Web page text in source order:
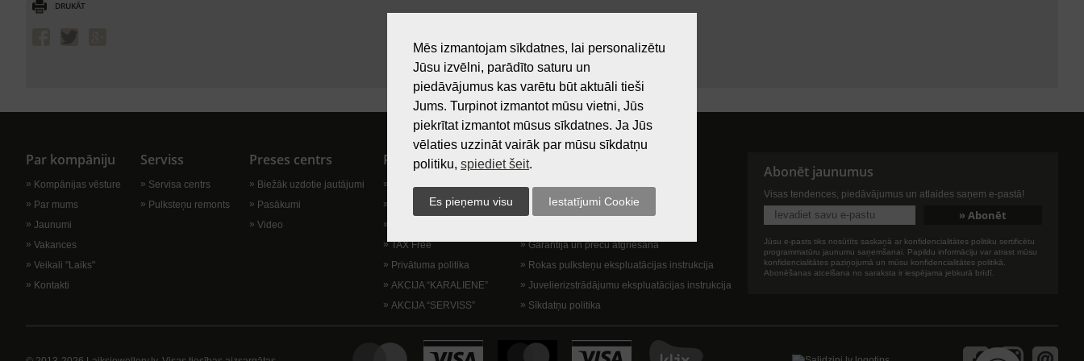
DRUKĀT
Par kompāniju
Kompānijas vēsture
Par mums
Jaunumi
Vakances
Veikali "Laiks"
Kontakti
Serviss
Servisa centrs
Pulksteņu remonts
Preses centrs
Biežāk uzdotie jautājumi
Pasākumi
Video
Pircējam
Preču izsniegšanas vieta
Dāvanu kartes
TAX Free
Privātuma politika
AKCIJA “KARALIENE”
AKCIJA “SERVISS”
Lietošanas noteikumi
Kā nopirkt?
Lietošanas noteikumi
Garantija un preču atgriešana
Rokas pulksteņu ekspluatācijas instrukcija
Juvelierizstrādājumu ekspluatācijas instrukcija
Sīkdatņu politika
Abonēt jaunumus
Visas tendences, piedāvājumus un atlaides saņem e-pastā!
Jūsu e-pasts tiks nosūtīts saskaņā ar konfidencialitātes politiku sertificētu
programmatūru jaunumu saņemšanai. Papildu informāciju var atrast mūsu
konfidencialitātes paziņojumā un mūsu konfidencialitātes politikā.
Abonēšanas atcelšana no saraksta ir iespējama jebkurā brīdī.
Mēs izmantojam sīkdatnes, lai personalizētu
Jūsu izvēlni, parādīto saturu un
piedāvājumus kas varētu būt aktuāli tieši
Jums. Turpinot izmantot mūsu vietni, Jūs
piekrītat izmantot mūsus sīkdatnes. Ja Jūs
vēlaties uzzināt vairāk par mūsu sīkdatņu
politiku, spiediet šeit.